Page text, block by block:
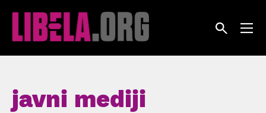
javni mediji